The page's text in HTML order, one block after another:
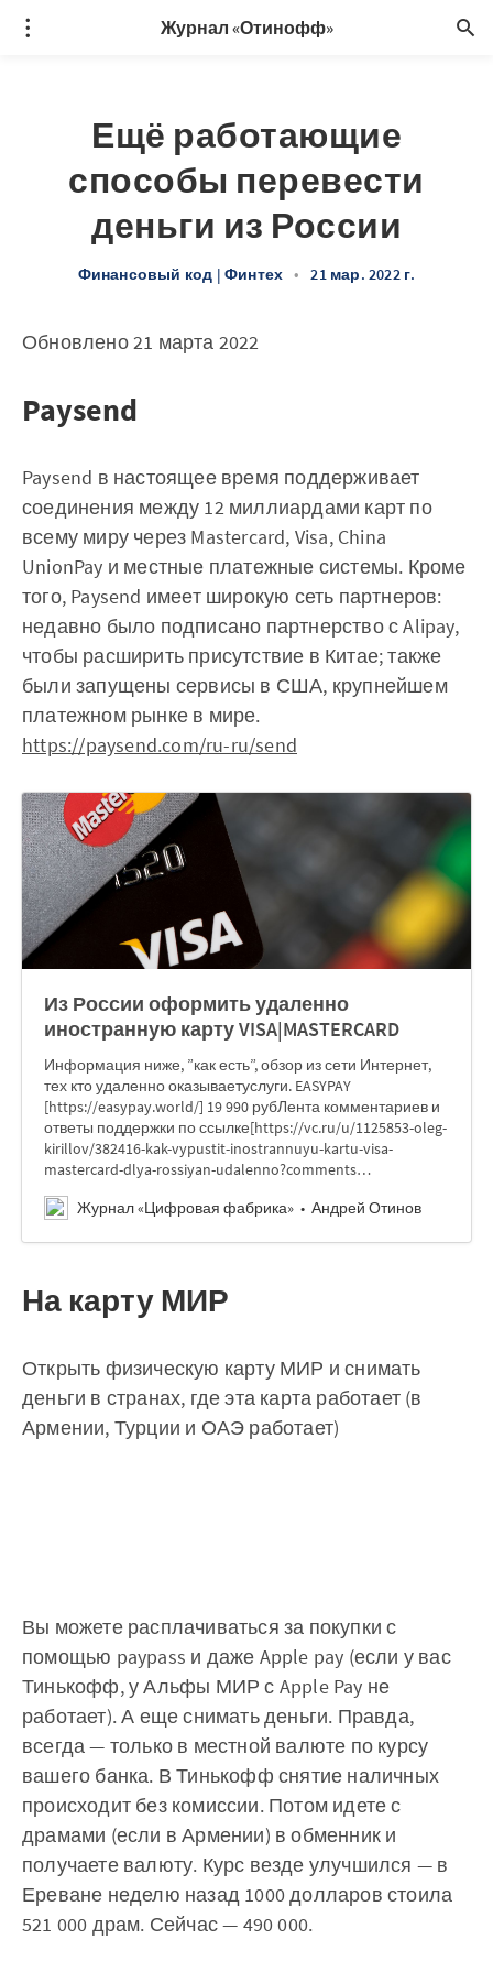
Журнал «Отинофф»
Ещё работающие
способы перевести
деньги из России
Финансовый код | Финтех • 21 мар. 2022 г.
Обновлено 21 марта 2022
Paysend
Paysend в настоящее время поддерживает
соединения между 12 миллиардами карт по
всему миру через Mastercard, Visa, China
UnionPay и местные платежные системы. Кроме
того, Paysend имеет широкую сеть партнеров:
недавно было подписано партнерство с Alipay,
чтобы расширить присутствие в Китае; также
были запущены сервисы в США, крупнейшем
платежном рынке в мире.
https://paysend.com/ru-ru/send
Из России оформить удаленно
иностранную карту VISA|MASTERCARD
Информация ниже, ”как есть”, обзор из сети Интернет,
тех кто удаленно оказываетуслуги. EASYPAY
[https://easypay.world/] 19 990 рубЛента комментариев и
ответы поддержки по ссылке[https://vc.ru/u/1125853-oleg-
kirillov/382416-kak-vypustit-inostrannuyu-kartu-visa-
mastercard-dlya-rossiyan-udalenno?comments…
Журнал «Цифровая фабрика»
Андрей Отинов
На карту МИР
Открыть физическую карту МИР и снимать
деньги в странах, где эта карта работает (в
Армении, Турции и ОАЭ работает)
Вы можете расплачиваться за покупки с
помощью paypass и даже Apple pay (если у вас
Тинькофф, у Альфы МИР с Apple Pay не
работает). А еще снимать деньги. Правда,
всегда — только в местной валюте по курсу
вашего банка. В Тинькофф снятие наличных
происходит без комиссии. Потом идете с
драмами (если в Армении) в обменник и
получаете валюту. Курс везде улучшился — в
Ереване неделю назад 1000 долларов стоила
521 000 драм. Сейчас — 490 000.